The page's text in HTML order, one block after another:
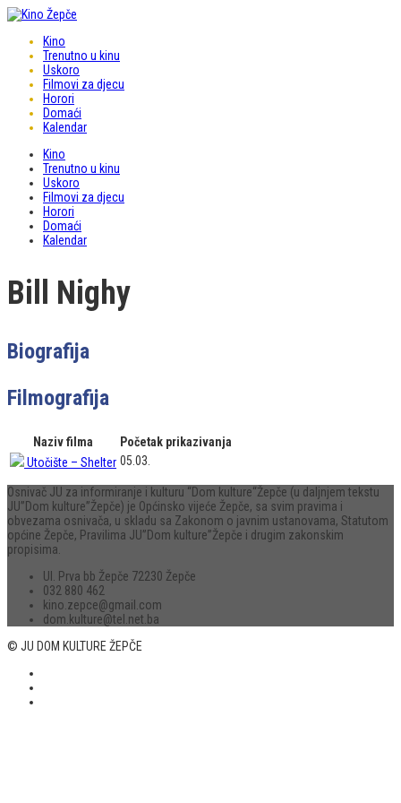
Kino
Trenutno u kinu
Uskoro
Filmovi za djecu
Horori
Domaći
Kalendar
Kino
Trenutno u kinu
Uskoro
Filmovi za djecu
Horori
Domaći
Kalendar
Bill Nighy
Biografija
Filmografija
Naziv filma
Početak prikazivanja
Utočište – Shelter 05.03.
Osnivač JU za informiranje i kulturu “Dom kulture“Žepče (u daljnjem tekstu
JU”Dom kulture”Žepče) je Općinsko vijeće Žepče, sa svim pravima i
obvezama osnivača, u skladu sa Zakonom o javnim ustanovama, Statutom
općine Žepče, Pravilima JU”Dom kulture”Žepče i drugim zakonskim
propisima.
Ul. Prva bb Žepče 72230 Žepče
032 880 462
kino.zepce@gmail.com
dom.kulture@tel.net.ba
© JU DOM KULTURE ŽEPČE